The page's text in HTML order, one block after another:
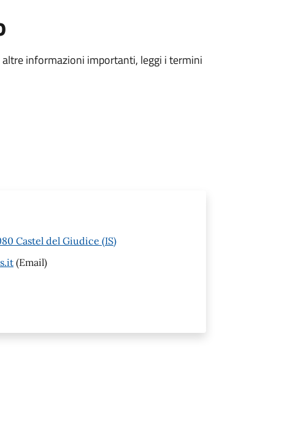
informazioni importanti, leggi i termini
Castel del Giudice (IS)
(Email)